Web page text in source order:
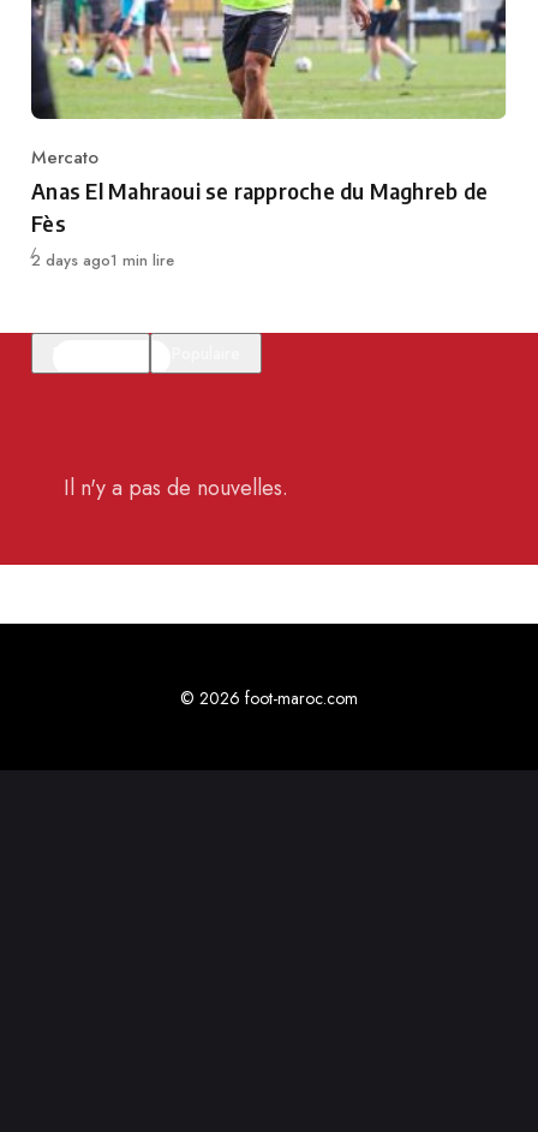
Category
Mercato
Anas El Mahraoui se rapproche du Maghreb de
Fès
Publié
2 days ago1 min lire
Il n'y a pas de nouvelles.
© 2026 foot-maroc.com